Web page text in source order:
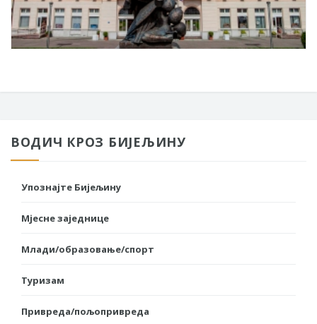
ВОДИЧ КРОЗ БИЈЕЉИНУ
Упознајте Бијељину
Мјесне заједнице
Млади/образовање/спорт
Туризам
Привреда/пољопривреда